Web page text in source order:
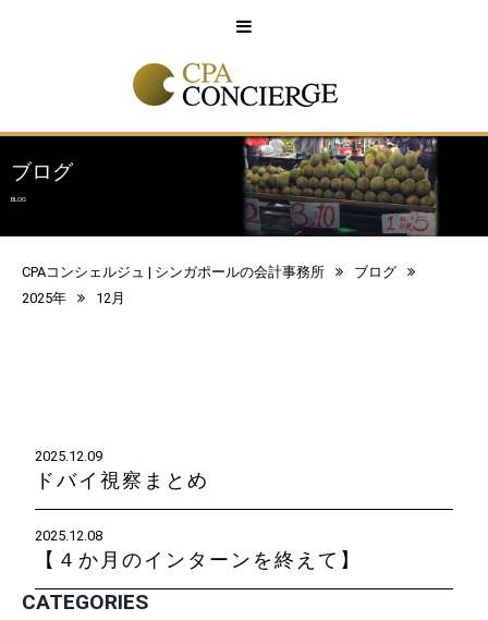
ブログ
BLOG
CPAコンシェルジュ | シンガポールの会計事務所
ブログ
2025年
12月
2025.12.09
ドバイ視察まとめ
2025.12.08
【４か月のインターンを終えて】
CATEGORIES